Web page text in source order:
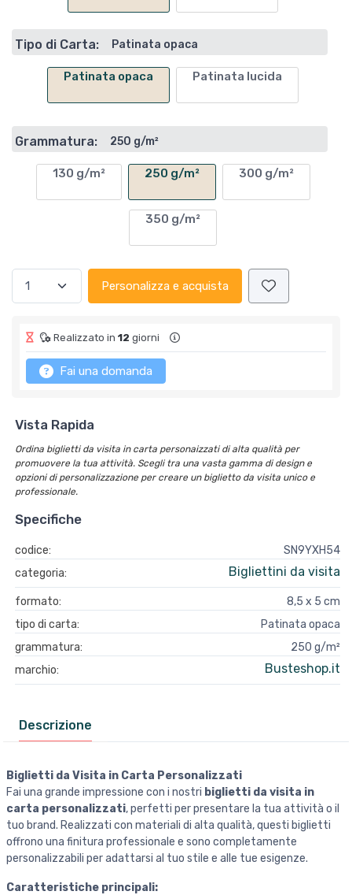
Tipo di Carta: Patinata opaca
Patinata opaca Patinata lucida
Grammatura: 250 g/m²
130 g/m² 250 g/m² 300 g/m²
350 g/m²
Personalizza e acquista
Realizzato in 12 giorni
Fai una domanda
Vista Rapida
Ordina biglietti da visita in carta personaizzati di alta qualità per
promuovere la tua attività. Scegli tra una vasta gamma di design e
opzioni di personalizzazione per creare un biglietto da visita unico e
professionale.
Specifiche
codice:
SN9YXH54
categoria:
Bigliettini da visita
formato:
8,5 x 5 cm
tipo di carta:
Patinata opaca
grammatura:
250 g/m²
marchio:
Busteshop.it
Descrizione
Biglietti da Visita in Carta Personalizzati
Fai una grande impressione con i nostri biglietti da visita in
carta personalizzati, perfetti per presentare la tua attività o il
tuo brand. Realizzati con materiali di alta qualità, questi biglietti
offrono una finitura professionale e sono completamente
personalizzabili per adattarsi al tuo stile e alle tue esigenze.
Caratteristiche principali: